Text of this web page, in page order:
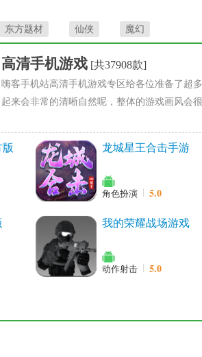
东方题材 仙侠 魔幻
高清手机游戏 [共37908款]
嗨客手机站高清手机游戏专区给各位准备了超
起来会非常的清晰自然呢，整体的游戏画风会
龙城星王合击手游
角色扮演 5.0
我的荣耀战场游戏
动作射击 5.0